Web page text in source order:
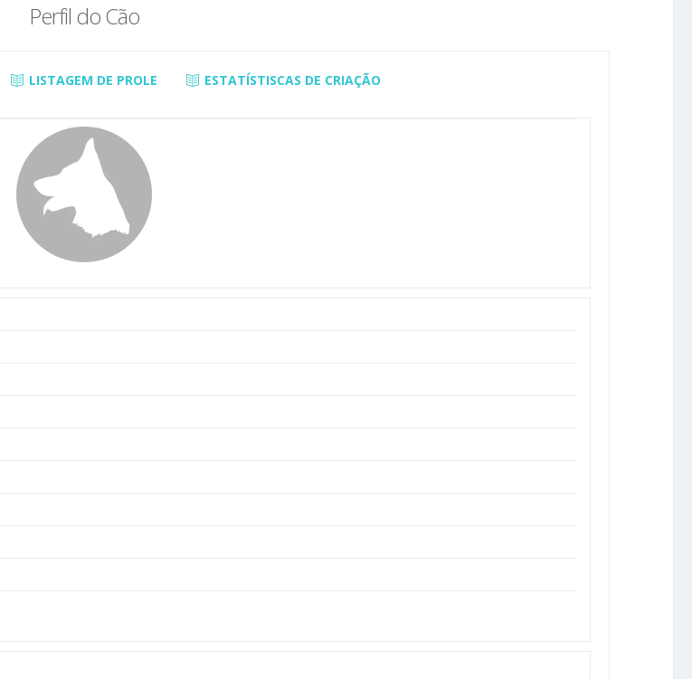
Perfil do Cão
LISTAGEM DE PROLE ESTATÍSTISCAS DE CRIAÇÃO